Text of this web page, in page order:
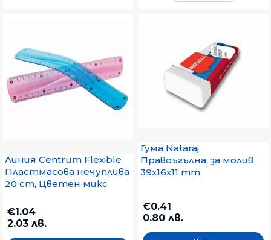
Линия Centrum Flexible
Пластмасова нечуплива
20 cm, Цветен микс
€1.04
2.03 лв.
Гума Nataraj
Правоъгълна, за молив
39x16x11 mm
€0.41
0.80 лв.